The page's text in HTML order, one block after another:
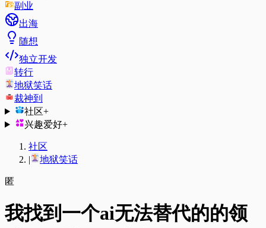
副业
出海
随想
独立开发
转行
地狱笑话
裁神到
社区+
兴趣爱好+
社区
|
地狱笑话
匿
我找到一个ai无法替代的的领